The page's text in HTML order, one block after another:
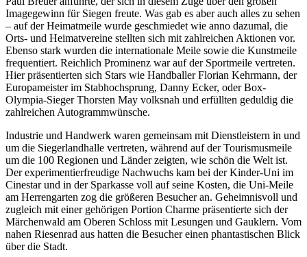
Imagegewinn für Siegen freute. Was gab es aber auch alles zu sehen
– auf der Heimatmeile wurde geschmiedet wie anno dazumal, die
Orts- und Heimatvereine stellten sich mit zahlreichen Aktionen vor.
Ebenso stark wurden die internationale Meile sowie die Kunstmeile
frequentiert. Reichlich Prominenz war auf der Sportmeile vertreten.
Hier präsentierten sich Stars wie Handballer Florian Kehrmann, der
Europameister im Stabhochsprung, Danny Ecker, oder Box-
Olympia-Sieger Thorsten May volksnah und erfüllten geduldig die
zahlreichen Autogrammwünsche.
Industrie und Handwerk waren gemeinsam mit Dienstleistern in und
um die Siegerlandhalle vertreten, während auf der Tourismusmeile
um die 100 Regionen und Länder zeigten, wie schön die Welt ist.
Der experimentierfreudige Nachwuchs kam bei der Kinder-Uni im
Cinestar und in der Sparkasse voll auf seine Kosten, die Uni-Meile
am Herrengarten zog die größeren Besucher an. Geheimnisvoll und
zugleich mit einer gehörigen Portion Charme präsentierte sich der
Märchenwald am Oberen Schloss mit Lesungen und Gauklern. Vom
nahen Riesenrad aus hatten die Besucher einen phantastischen Blick
über die Stadt.